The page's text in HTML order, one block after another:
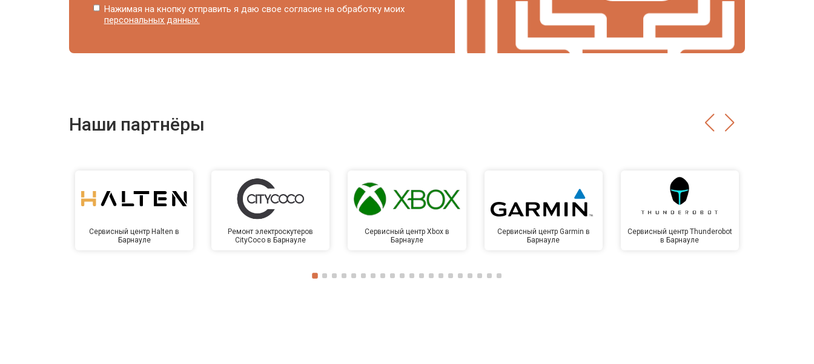
Нажимая на кнопку отправить я даю свое согласие на обработку моих
персональных данных.
Наши партнёры
Сервисный центр Halten в
Барнауле
Ремонт электроскутеров
CityCoco в Барнауле
Сервисный центр Xbox в
Барнауле
Сервисный центр Garmin в
Барнауле
Сервисный центр Thunderobot
в Барнауле